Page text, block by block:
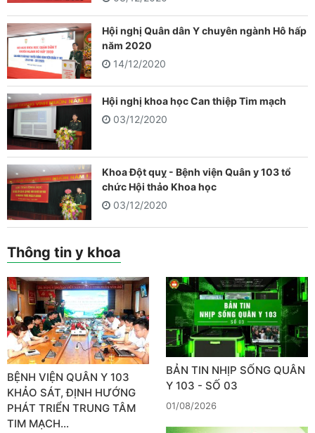
Hội nghị Quân dân Y chuyên ngành Hô hấp
năm 2020
14/12/2020
Hội nghị khoa học Can thiệp Tim mạch
03/12/2020
Khoa Đột quỵ - Bệnh viện Quân y 103 tổ
chức Hội thảo Khoa học
03/12/2020
Thông tin y khoa
BỆNH VIỆN QUÂN Y 103
KHẢO SÁT, ĐỊNH HƯỚNG
PHÁT TRIỂN TRUNG TÂM
TIM MẠCH…
BẢN TIN NHỊP SỐNG QUÂN
Y 103 - SỐ 03
01/08/2026